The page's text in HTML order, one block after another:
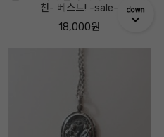
천- 베스트! -sale-
18,000원